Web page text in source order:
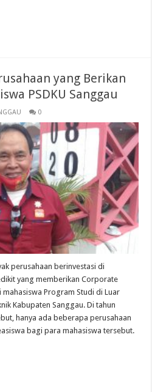
yang Berikan
PSDKU Sanggau
0
perusahaan berinvestasi di
yang memberikan Corporate
mahasiswa Program Studi di Luar
Kabupaten Sanggau. Di tahun
hanya ada beberapa perusahaan
bagi para mahasiswa tersebut.